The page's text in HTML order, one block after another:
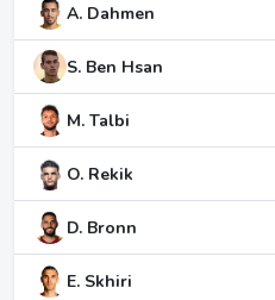
A. Dahmen
S. Ben Hsan
M. Talbi
O. Rekik
D. Bronn
E. Skhiri